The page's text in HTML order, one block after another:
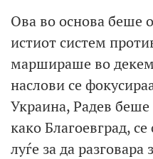
Ова во основа беше
истиот систем
маршираше во
наслови се
Украина, Радев беше
како Благоевград,
луѓе за да разговара